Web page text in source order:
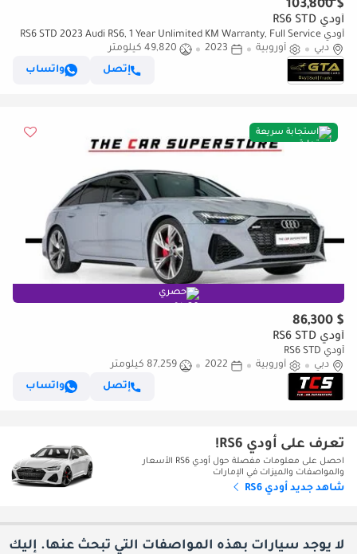
$ 103,800
أودي RS6 STD
أودي RS6 STD 2023 Audi RS6, 1 Year Unlimited KM Warranty, Full Service
History, Excellent Condition
دبي أوروبية 2023
49,820 كيلومتر
إتصل
واتساب
استجابة سريعة
حصري
$ 86,300
أودي RS6 STD
أودي RS6 STD
دبي
أوروبية 2022
87,259 كيلومتر
إتصل
واتساب
تعرف على أودي RS6!
احصل على معلومات مفصلة حول أودي RS6 الأسعار
والمواصفات والميزات في الإمارات
شاهد جديد أودي RS6
لا يوجد سيارات بهذه المواصفات التي تبحث عنها. إليك